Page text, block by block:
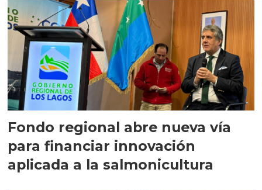
Fondo regional abre nueva vía
para financiar innovación
aplicada a la salmonicultura